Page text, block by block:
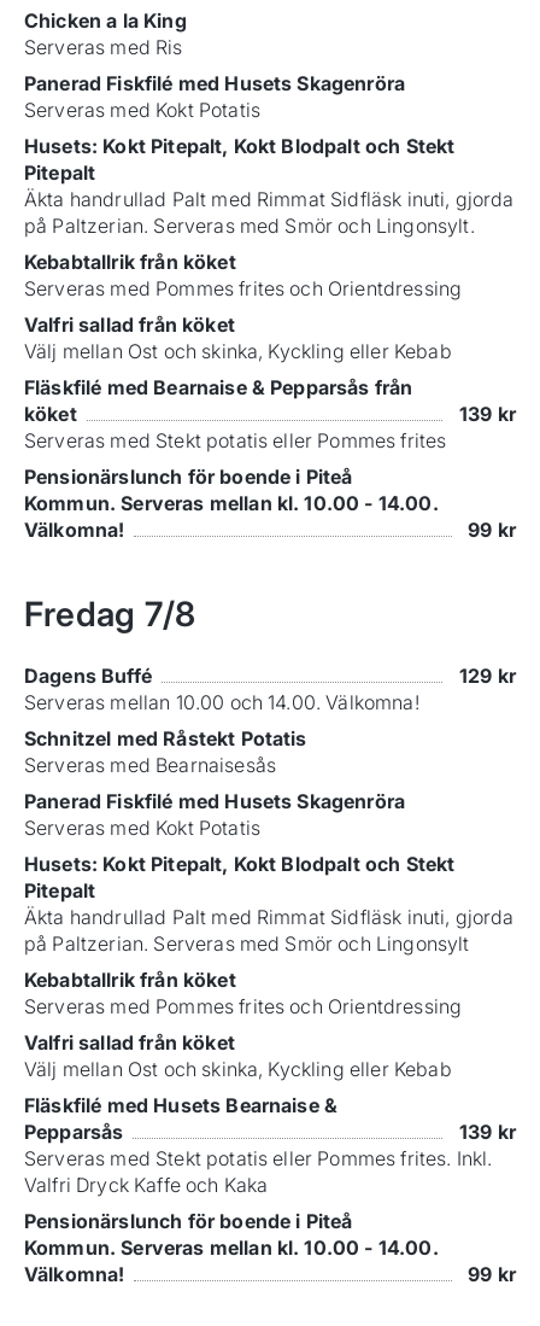
Chicken a la King
Serveras med Ris
Panerad Fiskfilé med Husets Skagenröra
Serveras med Kokt Potatis
Husets: Kokt Pitepalt, Kokt Blodpalt och Stekt
Pitepalt
Äkta handrullad Palt med Rimmat Sidfläsk inuti, gjorda
på Paltzerian. Serveras med Smör och Lingonsylt.
Kebabtallrik från köket
Serveras med Pommes frites och Orientdressing
Valfri sallad från köket
Välj mellan Ost och skinka, Kyckling eller Kebab
Fläskfilé med Bearnaise & Pepparsås från
köket
139 kr
Serveras med Stekt potatis eller Pommes frites
Pensionärslunch för boende i Piteå
Kommun. Serveras mellan kl. 10.00 - 14.00.
Välkomna!
99 kr
Fredag 7/8
Dagens Buffé 129 kr
Serveras mellan 10.00 och 14.00. Välkomna!
Schnitzel med Råstekt Potatis
Serveras med Bearnaisesås
Panerad Fiskfilé med Husets Skagenröra
Serveras med Kokt Potatis
Husets: Kokt Pitepalt, Kokt Blodpalt och Stekt
Pitepalt
Äkta handrullad Palt med Rimmat Sidfläsk inuti, gjorda
på Paltzerian. Serveras med Smör och Lingonsylt
Kebabtallrik från köket
Serveras med Pommes frites och Orientdressing
Valfri sallad från köket
Välj mellan Ost och skinka, Kyckling eller Kebab
Fläskfilé med Husets Bearnaise &
Pepparsås
139 kr
Serveras med Stekt potatis eller Pommes frites. Inkl.
Valfri Dryck Kaffe och Kaka
Pensionärslunch för boende i Piteå
Kommun. Serveras mellan kl. 10.00 - 14.00.
Välkomna!
99 kr